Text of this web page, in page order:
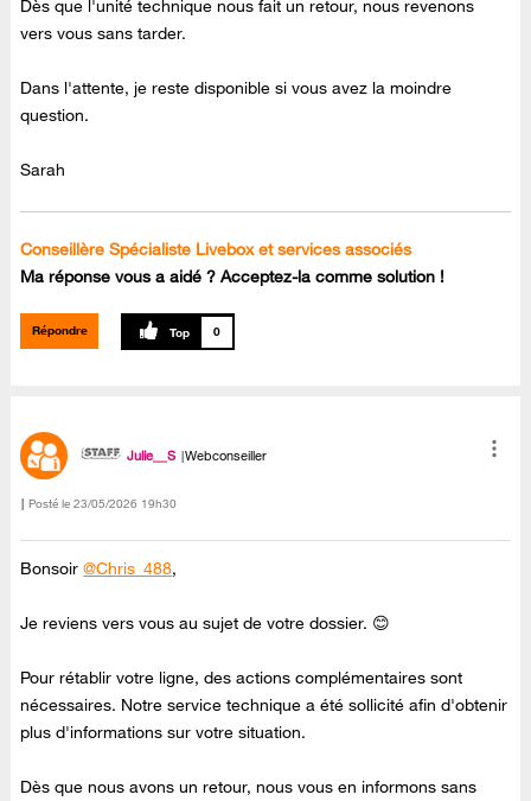
Dès que l'unité technique nous fait un retour, nous revenons
vers vous sans tarder.
Dans l'attente, je reste disponible si vous avez la moindre
question.
Sarah
Conseillère Spécialiste Livebox et services associés
Ma réponse vous a aidé ? Acceptez-la comme solution !
Répondre 0
Julie__S Webconseiller
Posté le ‎23/05/2026 19h30
Bonsoir@Chris_488,
Je reviens vers vous au sujet de votre dossier. 😊
Pour rétablir votre ligne, des actions complémentaires sont
nécessaires. Notre service technique a été sollicité afin d'obtenir
plus d'informations sur votre situation.
Dès que nous avons un retour, nous vous en informons sans